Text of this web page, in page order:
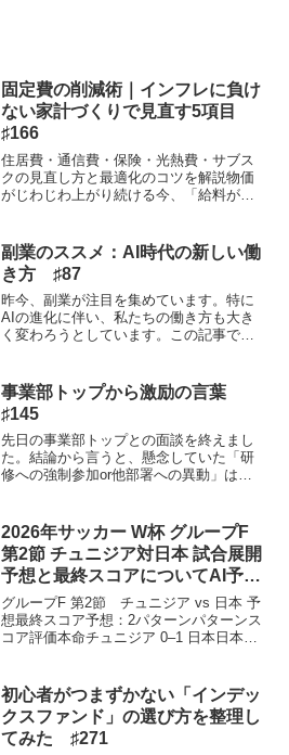
固定費の削減術｜インフレに負け
ない家計づくりで見直す5項目
♯166
住居費・通信費・保険・光熱費・サブス
クの見直し方と最適化のコツを解説物価
がじわじわ上がり続ける今、「給料がな
からこそ、毎月"当たり前"に支払ってい
る固定費の見直しが、家...
副業のススメ：AI時代の新しい働
き方 ♯87
昨今、副業が注目を集めています。特に
AIの進化に伴い、私たちの働き方も大き
く変わろうとしています。この記事で
フィールド、さらには確定申告やフリー
ランス独立の心得などをご...
事業部トップから激励の言葉
♯145
先日の事業部トップとの面談を終えまし
た。結論から言うと、懸念していた「研
修への強制参加or他部署への異動」はど
をしていたので、どのパターンが来るの
か構えていましたが、結...
2026年サッカー W杯 グループF
第2節 チュニジア対日本 試合展開
予想と最終スコアについてAI予想
しました 番外編♯13
グループF 第2節 チュニジア vs 日本 予
想最終スコア予想：2パターンパターンス
コア評価本命チュニジア 0–1 日本日本が
試合を締める展開1. 勝敗予想日本勝...
初心者がつまずかない「インデッ
クスファンド」の選び方を整理し
てみた ♯271